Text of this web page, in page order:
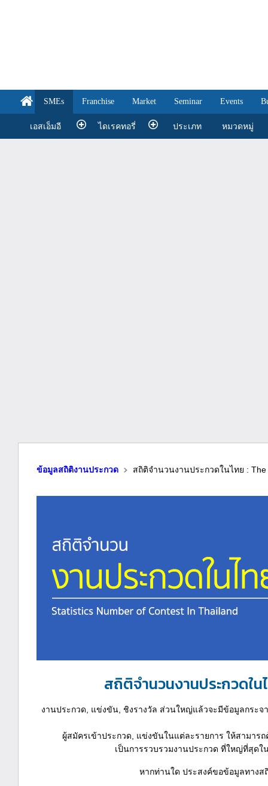
SMEs Franchise Market Seminar Events
เอสเอ็มอี ไดเรคทอรี่ ประเภท หมวดหมู่
ข้อมูลสถิติงานประกวด สถิติจำนวนงานประกวดในไทย : The
สถิติจำนวนงานประกวดใน
งานประกวด, แข่งขัน, ชิงรางวัล ส่วนใหญ่แล้วจะมีข้อมูลกระจ
ผู้สมัครเข้าประกวด, แข่งขันในแต่ละรายการ ให้สามา
เป็นการรวบรวมงานประกวด ที่ใหญ่ที่สุดใ
หากท่านใด ประสงค์ขอข้อมูลทางส